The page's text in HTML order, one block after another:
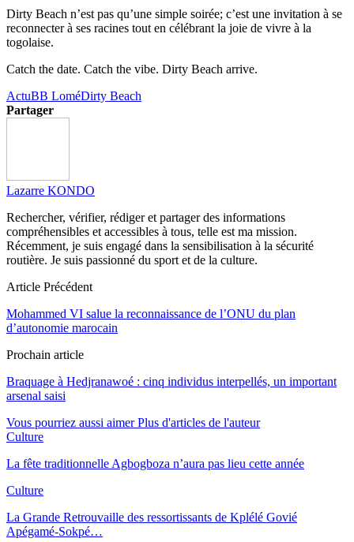
Dirty Beach n’est pas qu’une simple soirée; c’est une invitation à se
reconnecter à ses racines tout en célébrant la joie de vivre à la
togolaise.
Catch the date. Catch the vibe. Dirty Beach arrive.
ActuBB LoméDirty Beach
Partager
Lazarre KONDO
Rechercher, vérifier, rédiger et partager des informations
compréhensibles et accessibles à tous, telle est ma mission.
Récemment, je suis engagé dans la sensibilisation à la sécurité
routière. Je suis passionné du sport et de la culture.
Article Précédent
Mohammed VI salue la reconnaissance de l’ONU du plan
d’autonomie marocain
Prochain article
Braquage à Hedjranawoé : cinq individus interpellés, un important
arsenal saisi
Vous pourriez aussi aimer Plus d'articles de l'auteur
Culture
La fête traditionnelle Agbogboza n’aura pas lieu cette année
Culture
La Grande Retrouvaille des ressortissants de Kplélé Govié
Apégamé-Sokpé…